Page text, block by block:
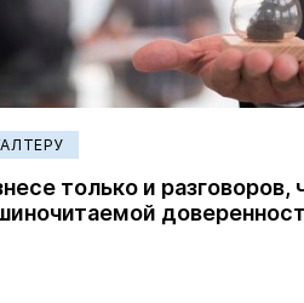
только и разговоров,